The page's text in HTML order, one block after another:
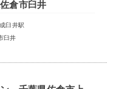
倉市臼井
臼井駅
臼井